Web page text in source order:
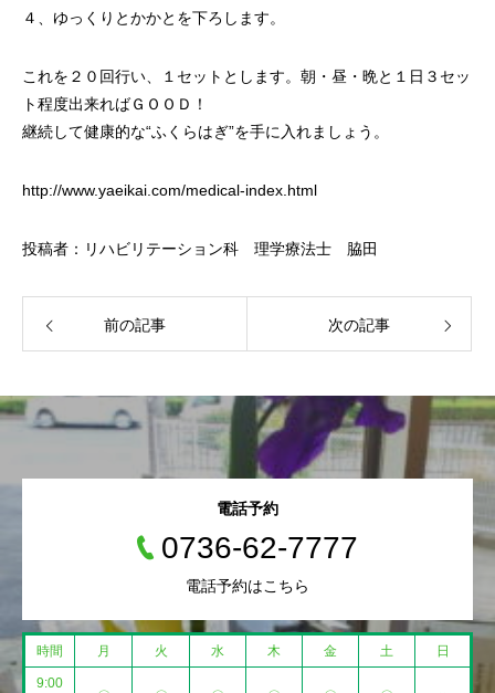
４、ゆっくりとかかとを下ろします。
これを２０回行い、１セットとします。朝・昼・晩と１日３セッ
ト程度出来ればＧＯＯＤ！
継続して健康的な“ふくらはぎ”を手に入れましょう。
http://www.yaeikai.com/medical-index.html
投稿者：リハビリテーション科 理学療法士 脇田
前の記事 次の記事
電話予約
0736-62-7777
電話予約はこちら
時間 月 火 水 木 金 土 日
9:00